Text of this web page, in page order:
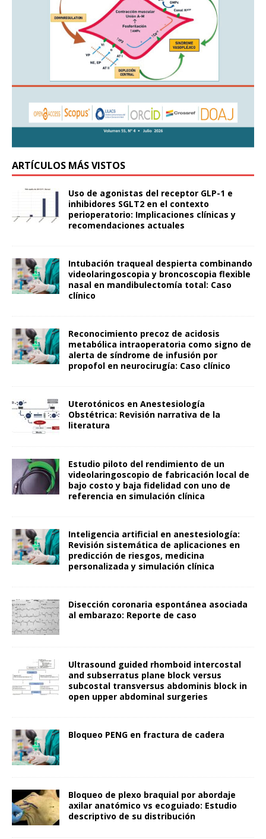
ARTÍCULOS MÁS VISTOS
Uso de agonistas del receptor GLP-1 e
inhibidores SGLT2 en el contexto
perioperatorio: Implicaciones clínicas y
recomendaciones actuales
Intubación traqueal despierta combinando
videolaringoscopia y broncoscopia flexible
nasal en mandibulectomía total: Caso
clínico
Reconocimiento precoz de acidosis
metabólica intraoperatoria como signo de
alerta de síndrome de infusión por
propofol en neurocirugía: Caso clínico
Uterotónicos en Anestesiología
Obstétrica: Revisión narrativa de la
literatura
Estudio piloto del rendimiento de un
videolaringoscopio de fabricación local de
bajo costo y baja fidelidad con uno de
referencia en simulación clínica
Inteligencia artificial en anestesiología:
Revisión sistemática de aplicaciones en
predicción de riesgos, medicina
personalizada y simulación clínica
Disección coronaria espontánea asociada
al embarazo: Reporte de caso
Ultrasound guided rhomboid intercostal
and subserratus plane block versus
subcostal transversus abdominis block in
open upper abdominal surgeries
Bloqueo PENG en fractura de cadera
Bloqueo de plexo braquial por abordaje
axilar anatómico vs ecoguiado: Estudio
descriptivo de su distribución